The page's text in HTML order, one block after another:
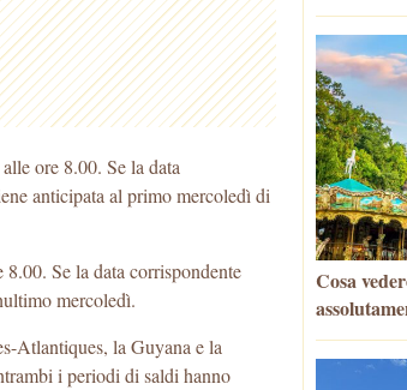
ore 8.00. Se la data
anticipata al primo mercoledì di
Se la data corrispondente
mercoledì.
Atlantiques, la Guyana e la
i periodi di saldi hanno
Cosa